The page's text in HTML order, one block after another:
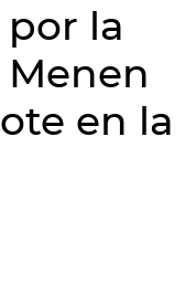
la
en la